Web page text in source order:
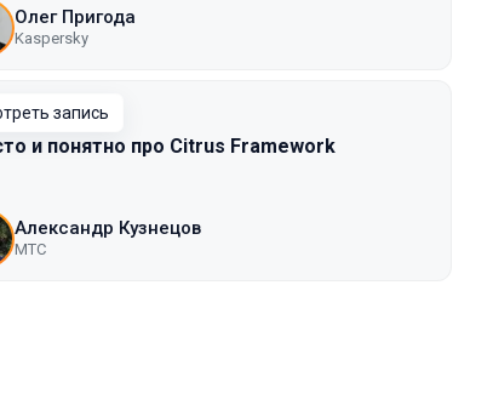
Олег Пригода
Kaspersky
запись
и понятно про Citrus Framework
Александр Кузнецов
МТС